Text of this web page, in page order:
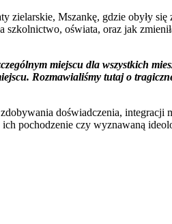
zielarskie, Mszankę, gdzie obyły się
szkolnictwo, oświata, oraz jak
miejscu dla wszystkich
Rozmawialiśmy tutaj o
doświadczenia, integracji
pochodzenie czy wyznawaną